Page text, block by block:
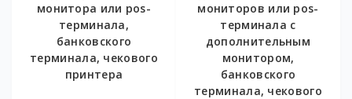
монитора или pos-
терминала,
банковского
терминала, чекового
принтера
мониторов или pos-
терминала с
дополнительным
монитором,
банковского
терминала, чекового